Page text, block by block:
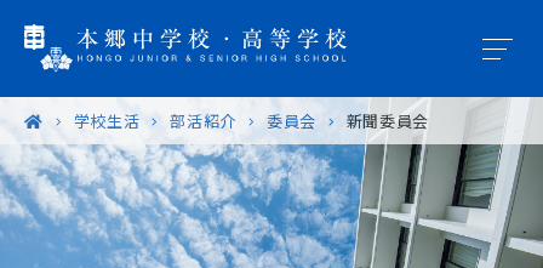
学園概要
教育の特色
学校生活 部活紹介 委員会 新聞委員会